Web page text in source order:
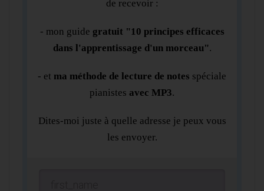
de recevoir :
- mon guide gratuit "10 principes efficaces
dans l'apprentissage d'un morceau".
- et ma méthode de lecture de notes spéciale
pianistes avec MP3.
Dites-moi juste à quelle adresse je peux vous
les envoyer.